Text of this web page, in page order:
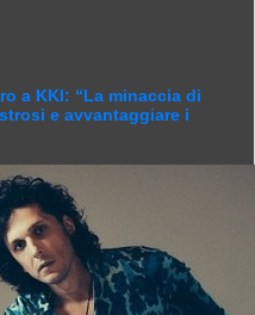
a KKI: “La minaccia di
e avvantaggiare i